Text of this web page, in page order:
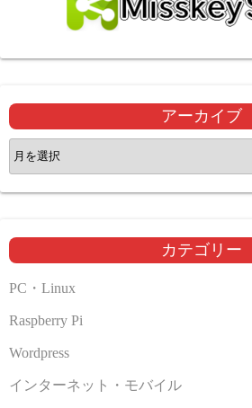
アーカイブ
ア
ー
カ
ブ
カテゴリー
PC・Linux
Raspberry Pi
Wordpress
インターネット・モバイル